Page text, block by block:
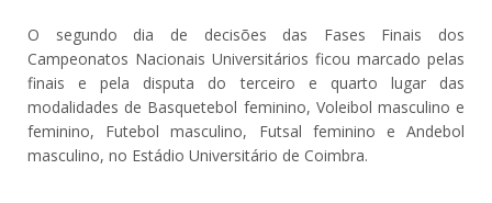
O segundo dia de decisões das Fases Finais dos
Campeonatos Nacionais Universitários ficou marcado pelas
finais e pela disputa do terceiro e quarto lugar das
modalidades de Basquetebol feminino, Voleibol masculino e
feminino, Futebol masculino, Futsal feminino e Andebol
masculino, no Estádio Universitário de Coimbra.